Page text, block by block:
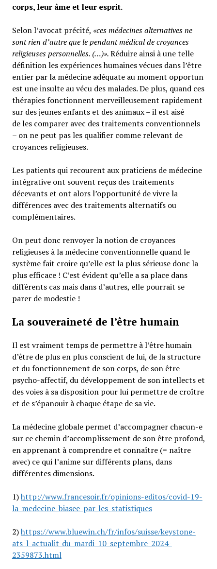
corps, leur âme et leur esprit.
Selon l’avocat précité, «ces médecines alternatives ne
sont rien d’autre que le pendant médical de croyances
religieuses personnelles. (…)».Réduire ainsi à une telle
définition les expériences humaines vécues dans l’être
entier par la médecine adéquate au moment opportun
est une insulte au vécu des malades. De plus, quand ces
thérapies fonctionnent merveilleusement rapidement
sur des jeunes enfants et des animaux – il est aisé
de les comparer avec des traitements conventionnels
– on ne peut pas les qualifier comme relevant de
croyances religieuses.
Les patients qui recourent aux praticiens de médecine
intégrative ont souvent reçus des traitements
décevants et ont alors l’opportunité de vivre la
différences avec des traitements alternatifs ou
complémentaires.
On peut donc renvoyer la notion de croyances
religieuses à la médecine conventionnelle quand le
système fait croire qu’elle est la plus sérieuse donc la
plus efficace ! C’est évident qu’elle a sa place dans
différents cas mais dans d’autres, elle pourrait se
parer de modestie !
La souveraineté de l’être humain
Il est vraiment temps de permettre à l’être humain
d’être de plus en plus conscient de lui, de la structure
et du fonctionnement de son corps, de son être
psycho-affectif, du développement de son intellects et
des voies à sa disposition pour lui permettre de croître
et de s’épanouir à chaque étape de sa vie.
La médecine globale permet d’accompagner chacun-e
sur ce chemin d’accomplissement de son être profond,
en apprenant à comprendre et connaître (= naître
avec) ce qui l’anime sur différents plans, dans
différentes dimensions.
1)http://www.francesoir.fr/opinions-editos/covid-19-
la-medecine-biasee-par-les-statistiques
2)https://www.bluewin.ch/fr/infos/suisse/keystone-
ats-l-actualit-du-mardi-10-septembre-2024-
2359873.html